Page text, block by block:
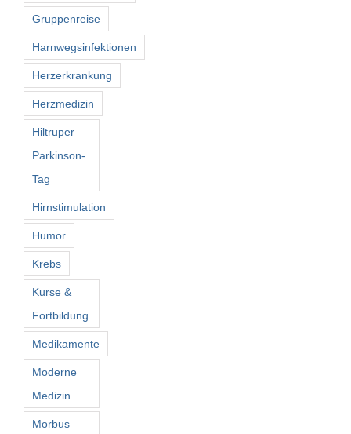
Gruppenreise
Harnwegsinfektionen
Herzerkrankung
Herzmedizin
Hiltruper
Parkinson-
Tag
Hirnstimulation
Humor
Krebs
Kurse &
Fortbildung
Medikamente
Moderne
Medizin
Morbus